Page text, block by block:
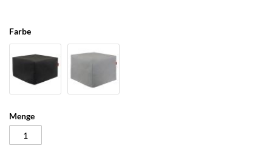
Farbe
Menge